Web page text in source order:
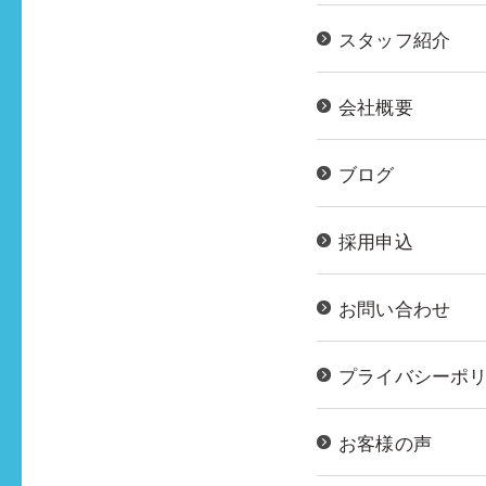
スタッフ紹介
会社概要
ブログ
採用申込
お問い合わせ
プライバシーポ
お客様の声